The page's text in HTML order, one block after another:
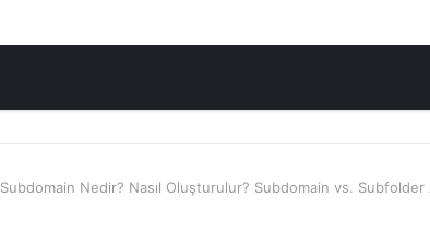
Subdomain Nedir? Nasıl Oluşturulur? Subdomain vs. Subfolder